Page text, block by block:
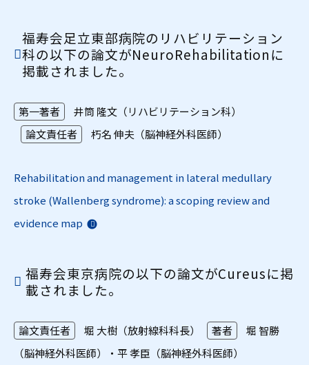
福寿会足立東部病院のリハビリテーション
科の以下の論文がNeuroRehabilitationに
掲載されました。
第一著者
井筒 隆文（リハビリテーション科）
論文責任者
朽名 伸夫（脳神経外科医師）
Rehabilitation and management in lateral medullary
stroke (Wallenberg syndrome): a scoping review and
evidence map
福寿会東京病院の以下の論文がCureusに掲
載されました。
論文責任者 堀 大樹（放射線科科長） 著者
堀 智勝
（脳神経外科医師）・平 孝臣（脳神経外科医師）